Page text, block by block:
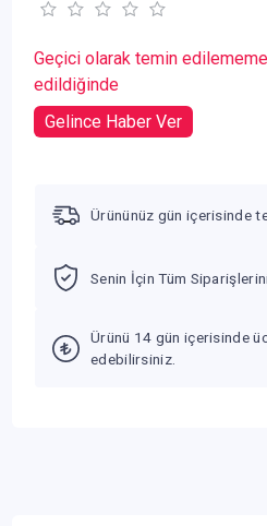
Geçici olarak temin
edildiğinde
Gelince Haber Ver
Ürününüz gün içerisinde
Senin İçin Tüm
Ürünü 14 gün içerisinde
edebilirsiniz.